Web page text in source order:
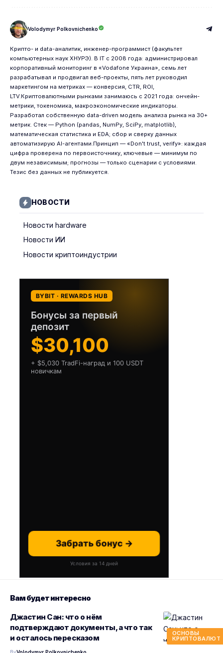
Volodymyr Polkovnichenko
Крипто- и data-аналитик, инженер-программист (факультет
компьютерных наук ХНУРЭ). В IT с 2008 года: администрировал
корпоративный мониторинг в «Vodafone Украина», семь лет
разрабатывал и продвигал веб-проекты, пять лет руководил
маркетингом на метриках — конверсия, CTR, ROI,
LTV.Криптовалютными рынками занимаюсь с 2021 года: ончейн-
метрики, токеномика, макроэкономические индикаторы.
Разработал собственную data-driven модель анализа рынка на 30+
метрик. Стек — Python (pandas, NumPy, SciPy, matplotlib),
математическая статистика и EDA; сбор и сверку данных
автоматизирую AI-агентами.Принцип — «Don't trust, verify»: каждая
цифра проверена по первоисточнику, ключевые — минимум по
двум независимым; прогнозы — только сценарии с условиями.
Тезис без данных не публикуется.
НОВОСТИ
Новости hardware
Новости ИИ
Новости криптоиндустрии
BYBIT · REWARDS HUB
Бонусы за первый
депозит
$30,100
+ $5,030 TradFi-наград и 100 USDT
новичкам
Забрать бонус →
Условия за 14 дней
Вам будет интересно
ОСНОВЫ
КРИПТОВАЛЮТ
Джастин Сан: что о нём
подтверждают документы, а что так
и осталось пересказом